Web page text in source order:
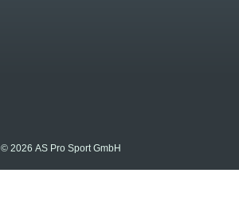
© 2026 AS Pro Sport GmbH